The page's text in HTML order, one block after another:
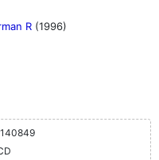
R (1996)